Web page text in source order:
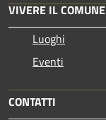
VIVERE IL COMUNE
Luoghi
Eventi
CONTATTI